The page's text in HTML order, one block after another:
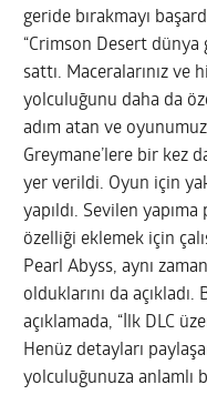
geride bırakmayı
“Crimson Desert
sattı. Maceralarınız ve
yolculuğunu daha da
adım atan ve
Greymane’lere bir kez
yer verildi. Oyun için
yapıldı. Sevilen
özelliği eklemek için
Pearl Abyss, aynı
olduklarını da
açıklamada, “İlk DLC
Henüz detayları
yolculuğunuza anlamlı